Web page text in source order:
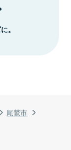
尾鷲市
。